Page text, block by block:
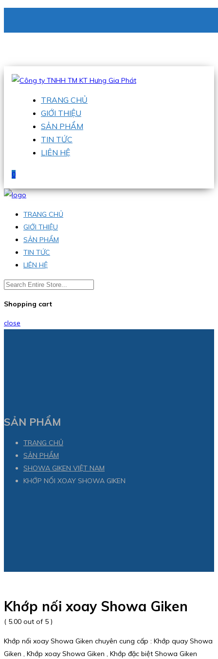
Hotline:0938 336 079
TRANG CHỦ
GIỚI THIỆU
SẢN PHẨM
TIN TỨC
LIÊN HỆ
0
TRANG CHỦ
GIỚI THIỆU
SẢN PHẨM
TIN TỨC
LIÊN HỆ
Shopping cart
close
SẢN PHẨM
TRANG CHỦ
SẢN PHẨM
SHOWA GIKEN VIỆT NAM
KHỚP NỐI XOAY SHOWA GIKEN
Khớp nối xoay Showa Giken
( 5.00 out of 5 )
Khớp nối xoay Showa Giken chuyên cung cấp : Khớp quay Showa
Giken , Khớp xoay Showa Giken , Khớp đặc biệt Showa Giken